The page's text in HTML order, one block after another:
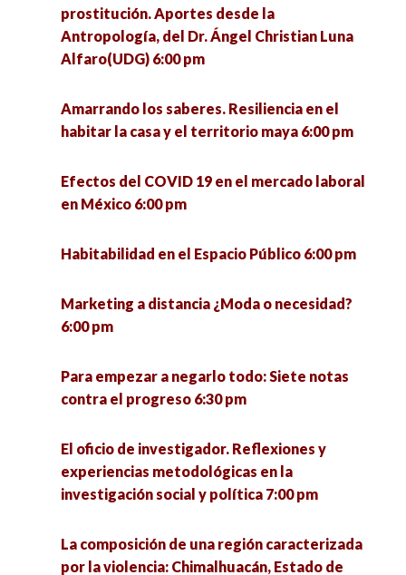
prostitución. Aportes desde la
Antropología, del Dr. Ángel Christian Luna
Alfaro(UDG) 6:00 pm
Amarrando los saberes. Resiliencia en el
habitar la casa y el territorio maya 6:00 pm
Efectos del COVID 19 en el mercado laboral
en México 6:00 pm
Habitabilidad en el Espacio Público 6:00 pm
Marketing a distancia ¿Moda o necesidad?
6:00 pm
Para empezar a negarlo todo: Siete notas
contra el progreso 6:30 pm
El oficio de investigador. Reflexiones y
experiencias metodológicas en la
investigación social y política 7:00 pm
La composición de una región caracterizada
por la violencia: Chimalhuacán, Estado de